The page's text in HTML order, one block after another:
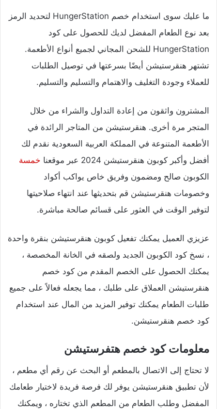
ما عليك سوى استخدام خصم HungerStation لتحديد الرمز
بعد نوع الطعام المفضل لديك للحصول على كود
HungerStation للشحن المجاني لجميع أنواع الأطعمة.
تشتهر هنقرستيشن أيضًا بسرعتها في توصيل الطلبات
للعملاء وجودة التغليف والاهتمام والتسليم والتسليم.
المشترون واثقون من إعادة التداول والشراء من خلال
المتجر مرة أخرى. هنقرستيشن من المتاجر الرائدة في
الأطعمة المتنوعة في المملكة العربية السعودية نقدم لك
أفضل وأكبر كوبون هنقرستيشن 2024 عبر موقعنا
خمسة
الكوبون صالح ومضمون وفريق خاص يواكب أكواد
وخصومات هنقرستيشن قم بتحديثها عند انتهاء صلاحيتها
لتوفير الوقت في العثور على قسائم صالحة مباشرة.
عزيزي العميل يمكنك تفعيل كوبون هنقرستيشن بنقرة واحدة
، نسخ كود الكوبون الجديد ولصقه في الخانة المخصصة ،
يمكنك الحصول على الخصم المقدم من كود خصم
هنقرستيشن العملاق على طلبك ، مما يجعله فعالاً على جميع
طلبات الطعام يمكنك توفير المزيد من المال عند استخدام
كود خصم هنقرستيشن.
معلومات كود خصم هتفرستيشن
لا تحتاج إلى الاتصال بالمطعم أو البحث عن رقم أي مطعم ،
لأن تطبيق هنقرستيشن يوفر لك فرصة فريدة لاختيار طعامك
المفضل وطلب الطعام من المطعم الذي تختاره ، ويمكنك